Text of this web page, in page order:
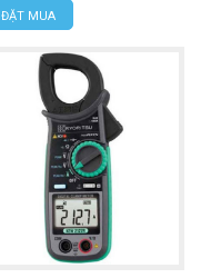
ĐẶT MUA